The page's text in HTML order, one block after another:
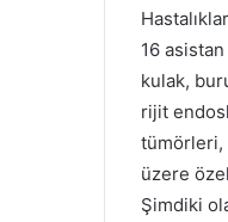
16
kulak,
rijit
tümörleri,
üzere
Şimdiki